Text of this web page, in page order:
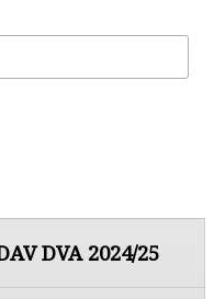
DVA 2024/25